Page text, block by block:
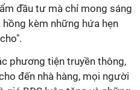
đầu tư mà chỉ mong sáng
kèm những hứa hẹn
phương tiện truyền thông,
đến nhà hàng, mọi người